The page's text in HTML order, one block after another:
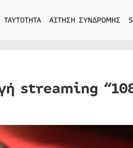
ΤΑΥΤΟΤΗΤΑ ΑΙΤΗΣΗ ΣΥΝΔΡΟΜΗΣ
streaming